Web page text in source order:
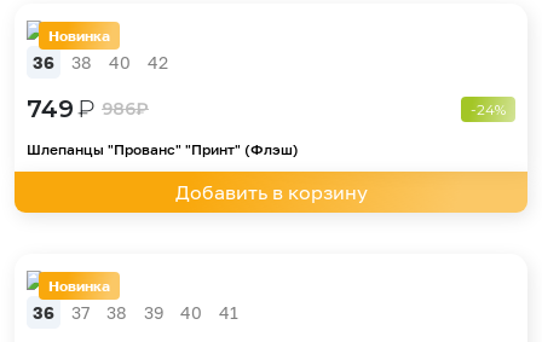
Новинка
36 38 40 42
749₽ 986₽ -24%
Шлепанцы "Прованс" "Принт" (Флэш)
Добавить в корзину
Новинка
36 37 38 39 40 41